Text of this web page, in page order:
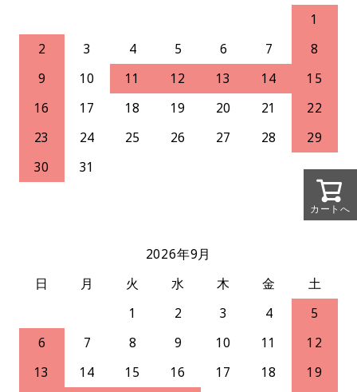
カートへ
1
2
3 4 5 6 7
8
9
10 11 12 13 14
15
16
17 18 19 20 21
22
23
24 25 26 27 28
29
30
31
2026年9月
日
月 火 水 木 金
土
1
2 3 4
5
6
7 8 9 10 11
12
13
14 15 16 17 18
19